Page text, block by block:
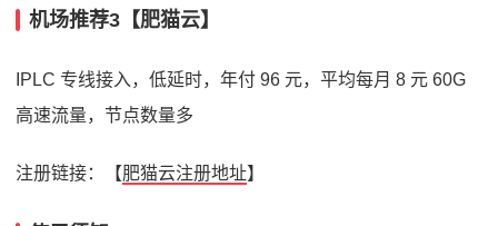
机场推荐3【肥猫云】
IPLC 专线接入，低延时，年付 96 元，平均每月 8 元 60G
高速流量，节点数量多
注册链接：【肥猫云注册地址】